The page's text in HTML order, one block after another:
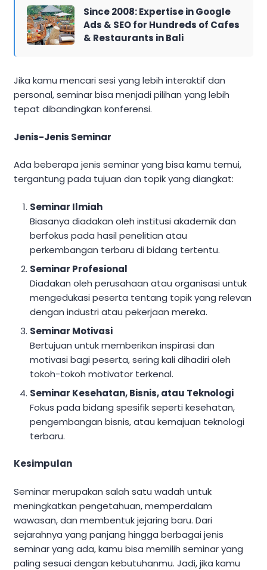
Since 2008: Expertise in Google
Ads & SEO for Hundreds of Cafes
& Restaurants in Bali
Jika kamu mencari sesi yang lebih interaktif dan
personal, seminar bisa menjadi pilihan yang lebih
tepat dibandingkan konferensi.
Jenis-Jenis Seminar
Ada beberapa jenis seminar yang bisa kamu temui,
tergantung pada tujuan dan topik yang diangkat:
Seminar Ilmiah
Biasanya diadakan oleh institusi akademik dan
berfokus pada hasil penelitian atau
perkembangan terbaru di bidang tertentu.
Seminar Profesional
Diadakan oleh perusahaan atau organisasi untuk
mengedukasi peserta tentang topik yang relevan
dengan industri atau pekerjaan mereka.
Seminar Motivasi
Bertujuan untuk memberikan inspirasi dan
motivasi bagi peserta, sering kali dihadiri oleh
tokoh-tokoh motivator terkenal.
Seminar Kesehatan, Bisnis, atau Teknologi
Fokus pada bidang spesifik seperti kesehatan,
pengembangan bisnis, atau kemajuan teknologi
terbaru.
Kesimpulan
Seminar merupakan salah satu wadah untuk
meningkatkan pengetahuan, memperdalam
wawasan, dan membentuk jejaring baru. Dari
sejarahnya yang panjang hingga berbagai jenis
seminar yang ada, kamu bisa memilih seminar yang
paling sesuai dengan kebutuhanmu. Jadi, jika kamu